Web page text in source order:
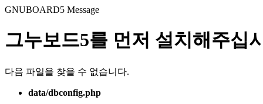
GNUBOARD5 Message
그누보드5를 먼저 설치해주십
다음 파일을 찾을 수 없습니다.
data/dbconfig.php